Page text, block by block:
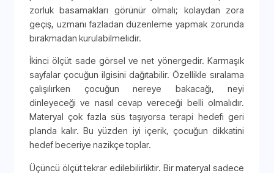
zorluk basamakları görünür olmalı; kolaydan zora
geçiş, uzmanı fazladan düzenleme yapmak zorunda
bırakmadan kurulabilmelidir.
İkinci ölçüt sade görsel ve net yönergedir. Karmaşık
sayfalar çocuğun ilgisini dağıtabilir. Özellikle sıralama
çalışılırken çocuğun nereye bakacağı, neyi
dinleyeceği ve nasıl cevap vereceği belli olmalıdır.
Materyal çok fazla süs taşıyorsa terapi hedefi geri
planda kalır. Bu yüzden iyi içerik, çocuğun dikkatini
hedef beceriye nazikçe toplar.
Üçüncü ölçüt tekrar edilebilirliktir. Bir materyal sadece